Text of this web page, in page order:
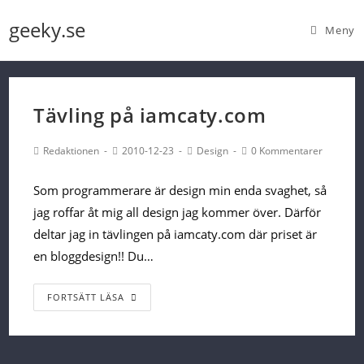
togeeky.se Meny
Tävling på iamcaty.com
PostRedaktionen
Post2010-12-23
PostDesign
Post0 Kommentarer
Som programmerare är design min enda svaghet, så
jag roffar åt mig all design jag kommer över. Därför
deltar jag in tävlingen på iamcaty.com där priset är
en bloggdesign!! Du…
FORTSÄTT LÄSA
på
iamcaty.com